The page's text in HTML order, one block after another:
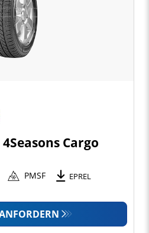
Cargo
PMSF EPREL